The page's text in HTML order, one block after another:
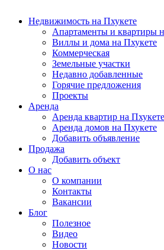
Недвижимость на Пхукете
Апартаменты и квартиры
Виллы и дома на Пхукете
Коммерческая
Земельные участки
Недавно добавленные
Горячие предложения
Проекты
Аренда
Аренда квартир на Пхукете
Аренда домов на Пхукете
Добавить объявление
Продажа
Добавить объект
О нас
О компании
Контакты
Вакансии
Блог
Полезное
Видео
Новости